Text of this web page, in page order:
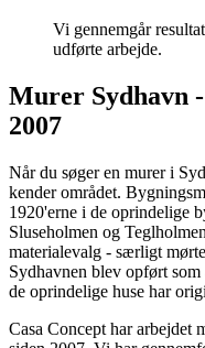
Vi gennemgår
udførte arbejde.
Murer Sydhavn
2007
Når du søger en murer i
kender området.
1920'erne i de oprindelige
Sluseholmen og
materialevalg - særligt
Sydhavnen blev opført
de oprindelige huse har
Casa Concept har arbejdet